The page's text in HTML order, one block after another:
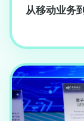
从移动业务